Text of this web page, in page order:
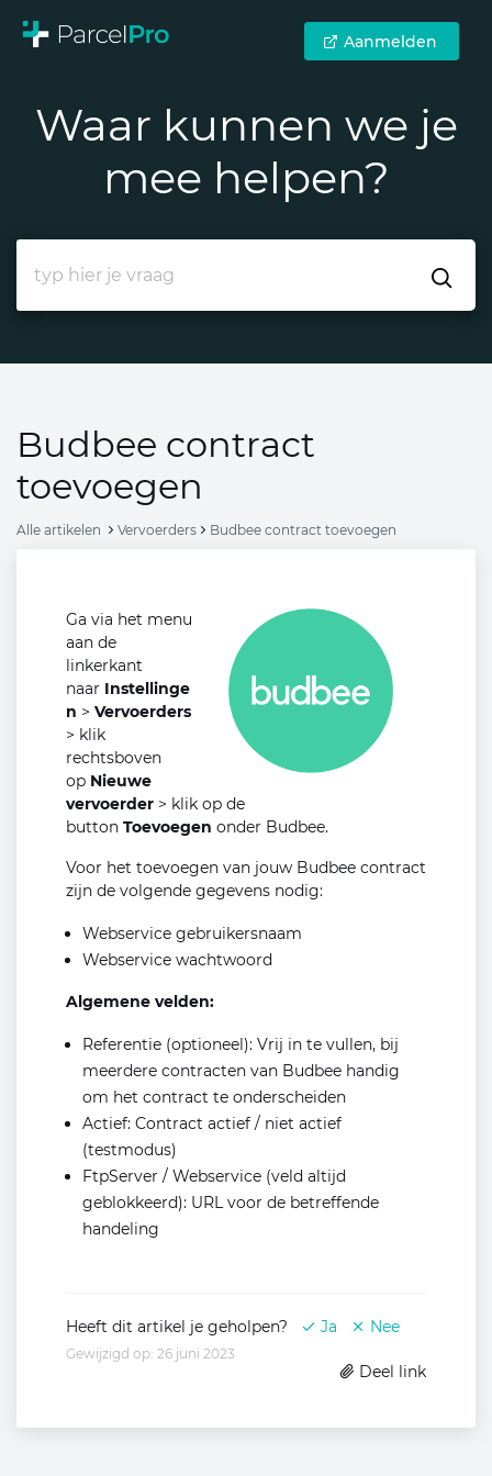
Aanmelden
Waar kunnen we je
mee helpen?
Budbee contract
toevoegen
Alle artikelen Vervoerders Budbee contract toevoegen
Ga via het menu
aan de
linkerkant
naar Instellinge
n > Vervoerders
> klik
rechtsboven
opNieuwe
vervoerder > klik op de
button Toevoegen onder Budbee.
Voor het toevoegen van jouw Budbee contract
zijn de volgende gegevens nodig:
Webservice gebruikersnaam
Webservice wachtwoord
Algemene velden:
Referentie (optioneel): Vrij in te vullen, bij
meerdere contracten van Budbee handig
om het contract te onderscheiden
Actief: Contract actief / niet actief
(testmodus)
FtpServer / Webservice (veld altijd
geblokkeerd): URL voor de betreffende
handeling
Heeft dit artikel je geholpen? Ja Nee
Gewijzigd op: 26 juni 2023
Deel link